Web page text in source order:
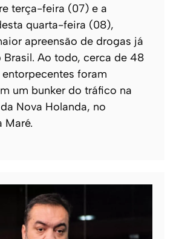
terça-feira (07) e a
quarta-feira (08),
apreensão de drogas já
Brasil. Ao todo, cerca de 48
foram
um bunker do tráfico na
Nova Holanda, no
Maré.